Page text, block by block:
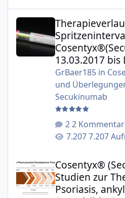
Therapieverlauf und
13.03.2017 bis
GrBaer185in
und
Secukinumab
2
7.207
Cosentyx®
Studien zur
Psoriasis,